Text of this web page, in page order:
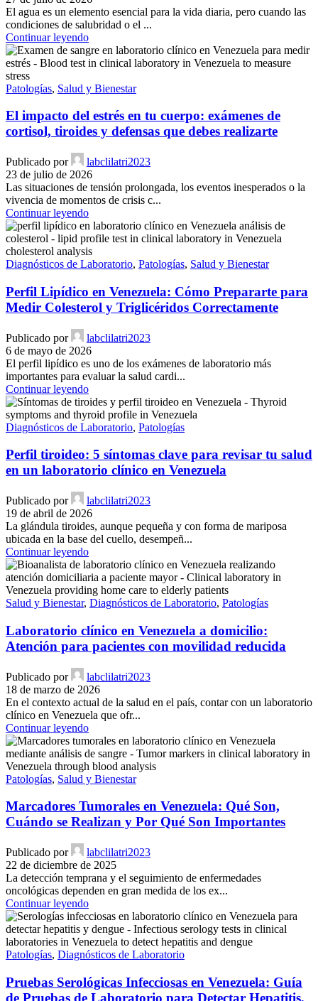
El agua es un elemento esencial para la vida diaria, pero cuando las
condiciones de salubridad o el ...
Continuar leyendo
Patologías, Salud y Bienestar
El impacto del estrés en tu cuerpo: exámenes de
cortisol, tiroides y defensas que debes realizarte
Publicado por
labclilatri2023
23 de julio de 2026
Las situaciones de tensión prolongada, los eventos inesperados o la
vivencia de momentos de crisis c...
Continuar leyendo
Diagnósticos de Laboratorio, Patologías, Salud y Bienestar
Perfil Lipídico en Venezuela: Cómo Prepararte para
Medir Colesterol y Triglicéridos Correctamente
Publicado por
labclilatri2023
6 de mayo de 2026
El perfil lipídico es uno de los exámenes de laboratorio más
importantes para evaluar la salud cardi...
Continuar leyendo
Diagnósticos de Laboratorio, Patologías
Perfil tiroideo: 5 síntomas clave para revisar tu salud
en un laboratorio clínico en Venezuela
Publicado por
labclilatri2023
19 de abril de 2026
La glándula tiroides, aunque pequeña y con forma de mariposa
ubicada en la base del cuello, desempeñ...
Continuar leyendo
Salud y Bienestar, Diagnósticos de Laboratorio, Patologías
Laboratorio clínico en Venezuela a domicilio:
Atención para pacientes con movilidad reducida
Publicado por
labclilatri2023
18 de marzo de 2026
En el contexto actual de la salud en el país, contar con un laboratorio
clínico en Venezuela que ofr...
Continuar leyendo
Patologías, Salud y Bienestar
Marcadores Tumorales en Venezuela: Qué Son,
Cuándo se Realizan y Por Qué Son Importantes
Publicado por
labclilatri2023
22 de diciembre de 2025
La detección temprana y el seguimiento de enfermedades
oncológicas dependen en gran medida de los ex...
Continuar leyendo
Patologías, Diagnósticos de Laboratorio
Pruebas Serológicas Infecciosas en Venezuela: Guía
de Pruebas de Laboratorio para Detectar Hepatitis,